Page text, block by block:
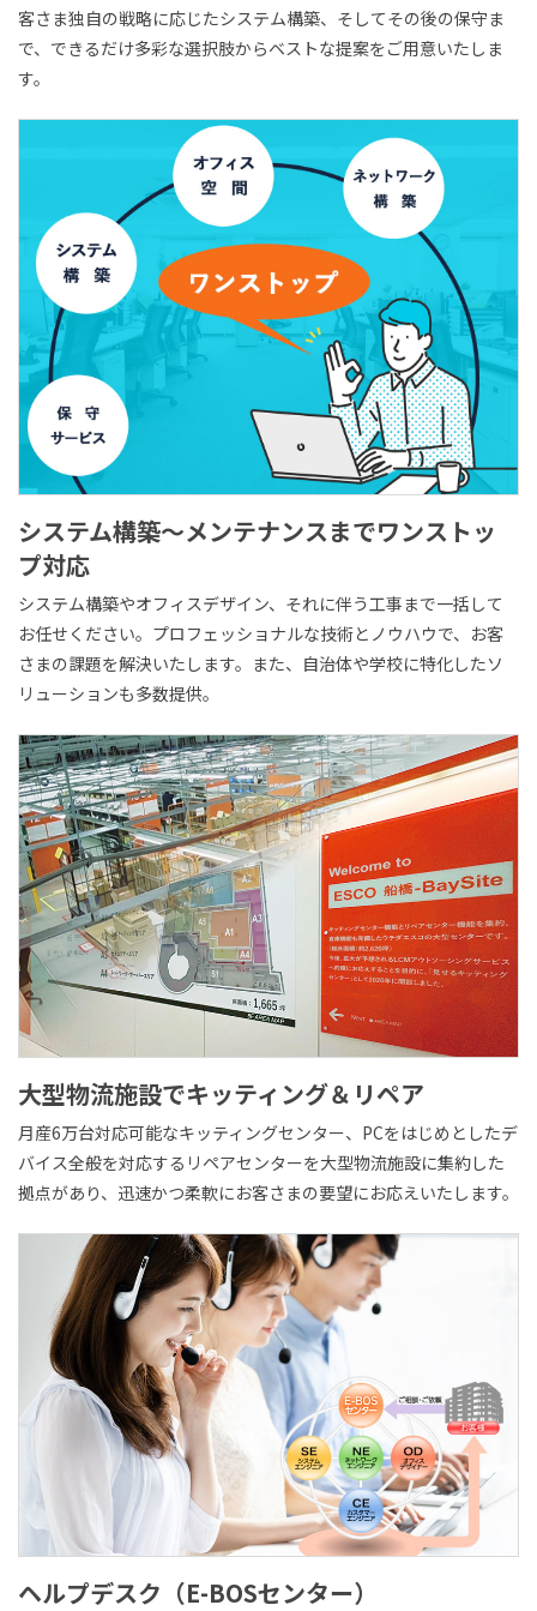
客さま独自の戦略に応じたシステム構築、そしてその後の保守ま
で、できるだけ多彩な選択肢からベストな提案をご用意いたしま
す。
システム構築～メンテナンスまでワンストッ
プ対応
システム構築やオフィスデザイン、それに伴う工事まで一括して
お任せください。プロフェッショナルな技術とノウハウで、お客
さまの課題を解決いたします。また、自治体や学校に特化したソ
リューションも多数提供。
大型物流施設でキッティング＆リペア
月産6万台対応可能なキッティングセンター、PCをはじめとしたデ
バイス全般を対応するリペアセンターを大型物流施設に集約した
拠点があり、迅速かつ柔軟にお客さまの要望にお応えいたします。
ヘルプデスク（E-BOSセンター）